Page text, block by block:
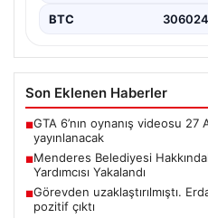
BTC
Son Eklenen Haberler
■GTA 6’nın oynanış videosu 27
yayınlanacak
■Menderes Belediyesi
Yardımcısı Yakalandı
■Görevden uzaklaştırılmıştı.
pozitif çıktı